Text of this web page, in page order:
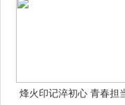
烽火印记淬初心 青春担